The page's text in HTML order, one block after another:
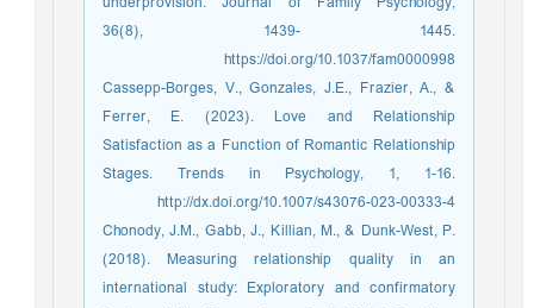
36(8), 1439- 1445.
https://doi.org/10.1037/fam0000998
Cassepp-Borges, V., Gonzales, J.E., Frazier, A., &
Ferrer, E. (2023). Love and Relationship
Satisfaction as a Function of Romantic Relationship
Stages. Trends in Psychology, 1, 1-16.
http://dx.doi.org/10.1007/s43076-023-00333-4
Chonody, J.M., Gabb, J., Killian, M., & Dunk-West, P.
(2018). Measuring relationship quality in an
international study: Exploratory and confirmatory